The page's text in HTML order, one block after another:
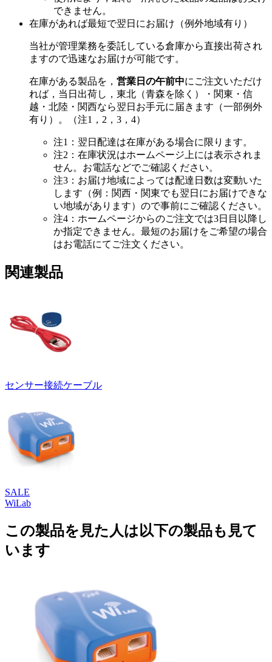
できません。
在庫があれば最短で翌日にお届け（例外地域有り）
当社が管理業務を委託している倉庫から直接出荷され
ますので迅速なお届けが可能です。
在庫がある製品を， 営業日の午前中にご注文いただけ
れば，当日出荷し，東北（青森を除く）・関東・信
越・北陸・関西なら翌日お手元に届きます（一部例外
有り）。（注1，2，3，4）
注1：翌日配達は在庫がある場合に限ります。
注2：在庫状況はホームページ上には表示されま
せん。お電話などでご確認ください。
注3：お届け地域によっては配達日数は変動いた
します（例：関西・関東でも翌日にお届けできな
い地域があります）ので事前にご確認ください。
注4：ホームページからのご注文では3日目以降し
か指定できません。最短のお届けをご希望の場合
はお電話にてご注文ください。
関連製品
センサー接続ケーブル
SALE
WiLab
この製品を見た人は以下の製品も見て
います